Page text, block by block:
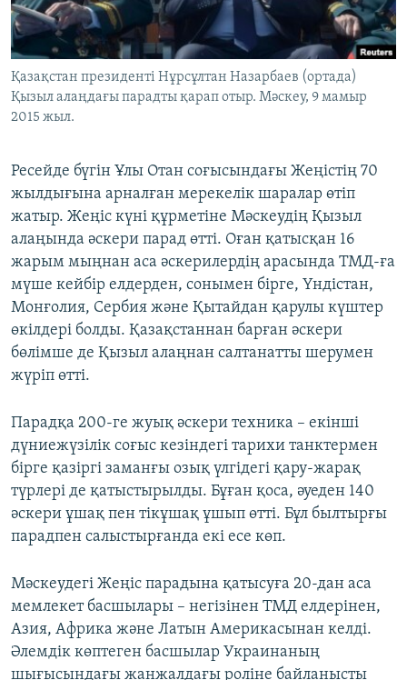
ЖАЗЫЛЫҢЫЗ
Басқа тілдерде
Қазақстан президенті Нұрсұлтан Назарбаев (ортада)
Қызыл алаңдағы парадты қарап отыр. Мәскеу, 9 мамыр
2015 жыл.
Ресейде бүгін Ұлы Отан соғысындағы Жеңістің 70
жылдығына арналған мерекелік шаралар өтіп
жатыр. Жеңіс күні құрметіне Мәскеудің Қызыл
алаңында әскери парад өтті. Оған қатысқан 16
жарым мыңнан аса әскерилердің арасында ТМД-ға
мүше кейбір елдерден, сонымен бірге, Үндістан,
Монғолия, Сербия және Қытайдан қарулы күштер
өкілдері болды. Қазақстаннан барған әскери
бөлімше де Қызыл алаңнан салтанатты шерумен
жүріп өтті.
Парадқа 200-ге жуық әскери техника – екінші
дүниежүзілік соғыс кезіндегі тарихи танктермен
бірге қазіргі заманғы озық үлгідегі қару-жарақ
түрлері де қатыстырылды. Бұған қоса, әуеден 140
әскери ұшақ пен тікұшақ ұшып өтті. Бұл былтырғы
парадпен салыстырғанда екі есе көп.
Мәскеудегі Жеңіс парадына қатысуға 20-дан аса
мемлекет басшылары – негізінен ТМД елдерінен,
Азия, Африка және Латын Америкасынан келді.
Әлемдік көптеген басшылар Украинаның
шығысындағы жанжалдағы роліне байланысты